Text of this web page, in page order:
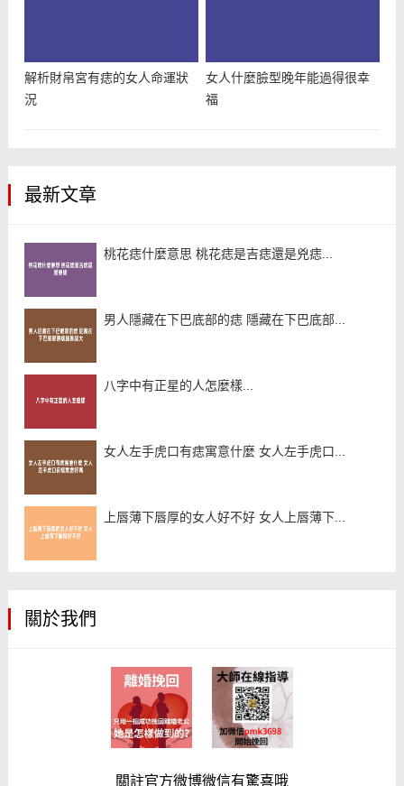
解析財帛宮有痣的女人命運狀
況
女人什麼臉型晚年能過得很幸
福
最新文章
桃花痣什麼意思 桃花痣是吉痣還是兇痣...
男人隱藏在下巴底部的痣 隱藏在下巴底部...
八字中有正星的人怎麼樣...
女人左手虎口有痣寓意什麼 女人左手虎口...
上唇薄下唇厚的女人好不好 女人上唇薄下...
關於我們
關註官方微博微信有驚喜哦